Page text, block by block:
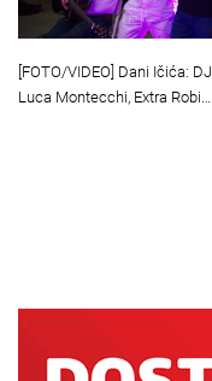
[FOTO/VIDEO] Dani Ičića: DJ
Luca Montecchi, Extra Robi…